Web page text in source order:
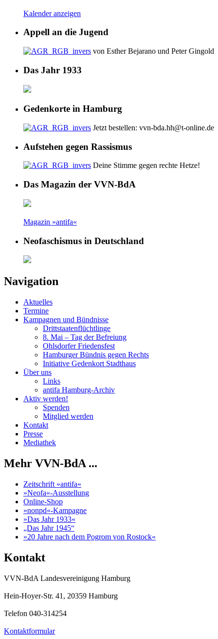
Kalender anzeigen
Appell an die Jugend
von Esther Bejarano und Peter Gingold
Das Jahr 1933
Gedenkorte in Hamburg
Jetzt bestellen: vvn-bda.hh@t-online.de
Aufstehen gegen Rassismus
Deine Stimme gegen rechte Hetze!
Das Magazin der VVN-BdA
Magazin »antifa«
Neofaschismus in Deutschland
Navigation
Aktuelles
Termine
Kampagnen und Bündnisse
Drittstaatenflüchtlinge
8. Mai – Tag der Befreiung
Ohlsdorfer Friedensfest
Hamburger Bündnis gegen Rechts
Initiative Gedenkort Stadthaus
Über uns
Links
antifa Hamburg-Archiv
Aktiv werden!
Spenden
Mitglied werden
Kontakt
Presse
Mediathek
Mehr VVN-BdA ...
Zeitschrift »antifa«
»Neofa«-Ausstellung
Online-Shop
»nonpd«-Kampagne
»Das Jahr 1933«
„Das Jahr 1945“
»20 Jahre nach dem Pogrom von Rostock«
Kontakt
VVN-BdA Landesvereinigung Hamburg
Hein-Hoyer-Str. 41, 20359 Hamburg
Telefon 040-314254
Kontaktformular